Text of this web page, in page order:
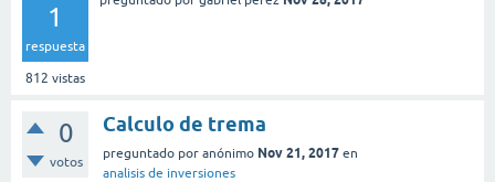
1
respuesta
812 vistas
0
votos
Calculo de trema
preguntado por anónimo Nov 21, 2017 en
analisis de inversiones